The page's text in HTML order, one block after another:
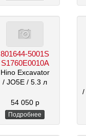
801644-5001S
S1760E0010A
Hino Excavator
/ JO5E / 5.3 л
54 050 р
Подробнее
/